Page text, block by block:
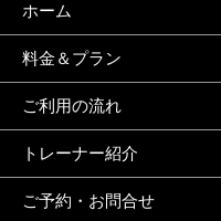
ホーム
料金＆プラン
ご利用の流れ
トレーナー紹介
ご予約・お問合せ